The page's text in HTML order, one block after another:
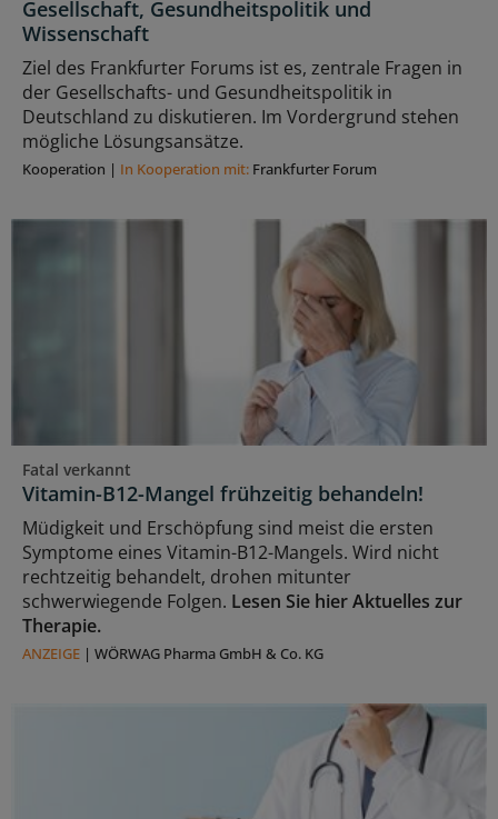
Gesellschaft, Gesundheitspolitik und
Wissenschaft
Ziel des Frankfurter Forums ist es, zentrale Fragen in
der Gesellschafts- und Gesundheitspolitik in
Deutschland zu diskutieren. Im Vordergrund stehen
mögliche Lösungsansätze.
Kooperation | In Kooperation mit: Frankfurter Forum
Fatal verkannt
Vitamin-B12-Mangel frühzeitig behandeln!
Müdigkeit und Erschöpfung sind meist die ersten
Symptome eines Vitamin-B12-Mangels. Wird nicht
rechtzeitig behandelt, drohen mitunter
schwerwiegende Folgen. Lesen Sie hier Aktuelles zur
Therapie.
ANZEIGE | WÖRWAG Pharma GmbH & Co. KG